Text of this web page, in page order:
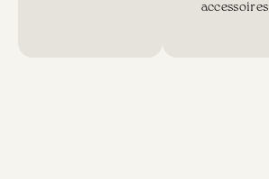
accessoires